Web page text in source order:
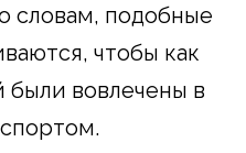
словам, подобные
чтобы как
вовлечены в